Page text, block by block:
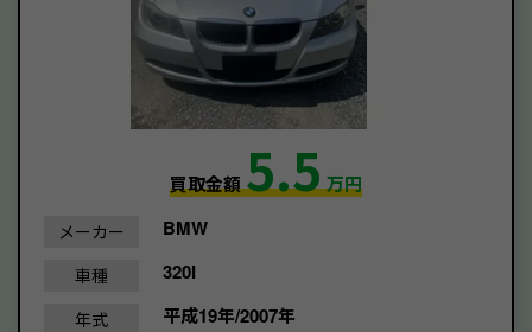
買取金額5.5万円
メーカー BMW
車種 320I
年式 平成19年/2007年